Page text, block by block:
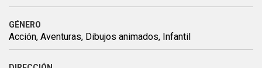
GÉNERO
Acción, Aventuras, Dibujos animados, Infantil